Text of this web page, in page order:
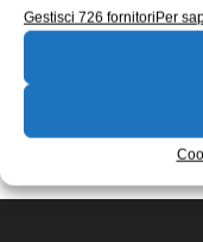
Gestisci 726 fornitoriPer
ISCRIVITI ALLA